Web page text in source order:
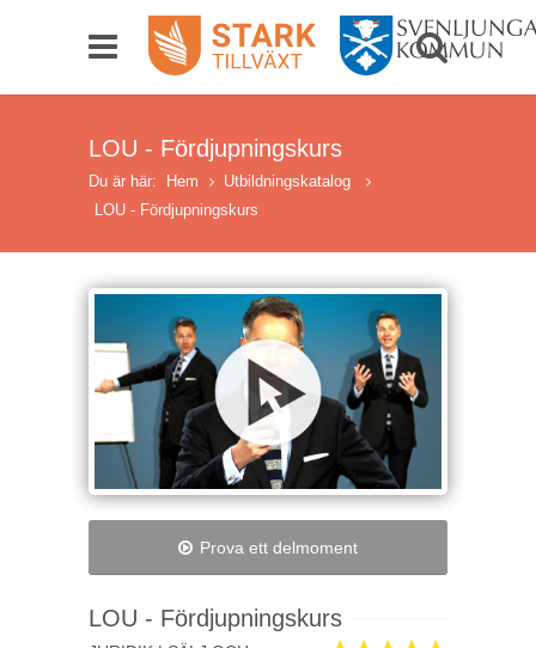
LOU - Fördjupningskurs
Du är här: Hem
Utbildningskatalog
LOU - Fördjupningskurs
Prova ett delmoment
LOU - Fördjupningskurs